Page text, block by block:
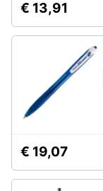
€ 13,91
€ 19,07